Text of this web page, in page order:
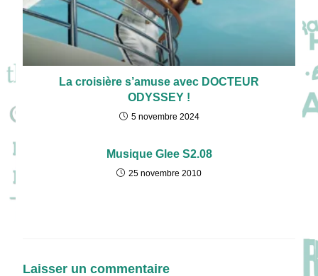
La croisière s’amuse avec DOCTEUR
ODYSSEY !
5 novembre 2024
Musique Glee S2.08
25 novembre 2010
Laisser un commentaire